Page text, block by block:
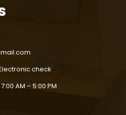
check
AM – 5:00 PM